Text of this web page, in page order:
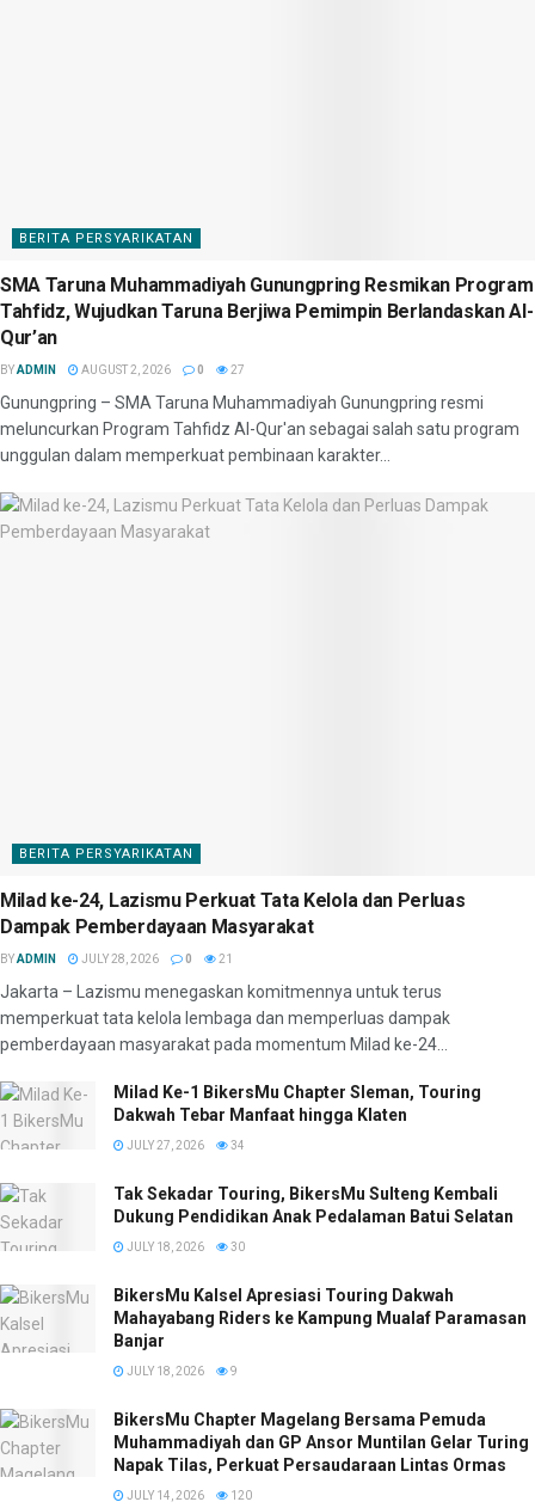
BERITA PERSYARIKATAN
SMA Taruna Muhammadiyah Gunungpring Resmikan Program
Tahfidz, Wujudkan Taruna Berjiwa Pemimpin Berlandaskan Al-
Qur’an
BYADMIN AUGUST 2, 2026 0 27
Gunungpring – SMA Taruna Muhammadiyah Gunungpring resmi
meluncurkan Program Tahfidz Al-Qur'an sebagai salah satu program
unggulan dalam memperkuat pembinaan karakter...
BERITA PERSYARIKATAN
Milad ke-24, Lazismu Perkuat Tata Kelola dan Perluas
Dampak Pemberdayaan Masyarakat
BYADMIN JULY 28, 2026 0 21
Jakarta – Lazismu menegaskan komitmennya untuk terus
memperkuat tata kelola lembaga dan memperluas dampak
pemberdayaan masyarakat pada momentum Milad ke-24...
Milad Ke-1 BikersMu Chapter Sleman, Touring
Dakwah Tebar Manfaat hingga Klaten
JULY 27, 2026 34
Tak Sekadar Touring, BikersMu Sulteng Kembali
Dukung Pendidikan Anak Pedalaman Batui Selatan
JULY 18, 2026 30
BikersMu Kalsel Apresiasi Touring Dakwah
Mahayabang Riders ke Kampung Mualaf Paramasan
Banjar
JULY 18, 2026 9
BikersMu Chapter Magelang Bersama Pemuda
Muhammadiyah dan GP Ansor Muntilan Gelar Turing
Napak Tilas, Perkuat Persaudaraan Lintas Ormas
JULY 14, 2026 120